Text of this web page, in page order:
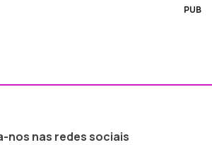
PUB
nos nas redes sociais